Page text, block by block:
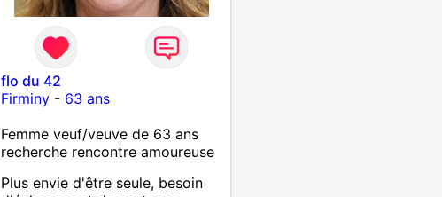
flo du 42
Firminy - 63 ans
Femme veuf/veuve de 63 ans
recherche rencontre amoureuse
Plus envie d'être seule, besoin